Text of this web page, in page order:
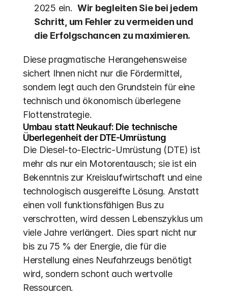
2025 ein. Wir begleiten Sie bei jedem
Schritt, um Fehler zu vermeiden und
die Erfolgschancen zu maximieren.
Diese pragmatische Herangehensweise
sichert Ihnen nicht nur die Fördermittel,
sondern legt auch den Grundstein für eine
technisch und ökonomisch überlegene
Flottenstrategie.
Umbau statt Neukauf: Die technische
Überlegenheit der DTE-Umrüstung
Die Diesel-to-Electric-Umrüstung (DTE) ist
mehr als nur ein Motorentausch; sie ist ein
Bekenntnis zur Kreislaufwirtschaft und eine
technologisch ausgereifte Lösung. Anstatt
einen voll funktionsfähigen Bus zu
verschrotten, wird dessen Lebenszyklus um
viele Jahre verlängert. Dies spart nicht nur
bis zu 75 % der Energie, die für die
Herstellung eines Neufahrzeugs benötigt
wird, sondern schont auch wertvolle
Ressourcen.